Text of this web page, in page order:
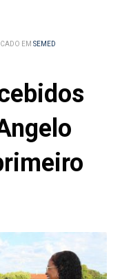
EM SEMED